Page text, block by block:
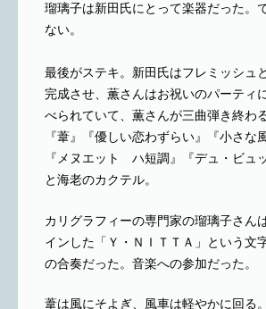
瑠璃子は新田氏にとって楽器だった。
ない。
最後がステキ。新田氏はフレミッシュ
完成させ、薫さんはお祝いのパーティ
べられていて、薫さんが三曲弾き終わ
『葦』『優しい恋わずらい』『小さ
『メヌエット ハ短調』『デュ・ビュ
と海老のカクテル。
カリグラフィーの専門家の瑠璃子さん
インした「Ｙ・ＮＩＴＴＡ」という文
の合奏だった。音楽への参加だった。
葦は風にそよぎ、風車は軽やかに回る